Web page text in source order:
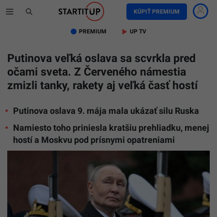
KÚPIŤ PREMIUM
PREMIUM UP TV
Putinova veľká oslava sa scvrkla pred
očami sveta. Z Červeného námestia
zmizli tanky, rakety aj veľká časť hostí
Putinova oslava 9. mája mala ukázať silu Ruska
Namiesto toho priniesla kratšiu prehliadku, menej
hostí a Moskvu pod prísnymi opatreniami
foto
TASR/